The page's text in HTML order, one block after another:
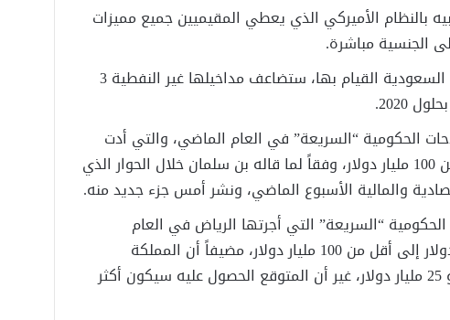
بالنظام الأميركي الذي يعطي المقيميين جميع مميزات
الجنسية مباشرة.
وأعلن بن سلمان عن حزمة إصلاحات جديدة تنوي السعودية القيام بها، ستضاعف مداخيلها غير النفطية 3
.
الحكومية “السريعة” في العام الماضي، والتي أدت
إلى تقليص العجز من 250 مليار دولار إلى أقل من 100 مليار دولار، وفقاً لما قاله بن سلمان خلال الحوار الذي
والمالية الأسبوع الماضي، ونشر أمس جزء جديد منه.
“السريعة” التي أجرتها الرياض في العام
الماضي تمكنت من تقليص العجز من 250 مليار دولار إلى أقل من 100 مليار دولار، مضيفاً أن المملكة
تستهدف دخلاً غير نفطي في العام الحالي بنحو 25 مليار دولار، غير أن المتوقع الحصول عليه سيكون أكثر